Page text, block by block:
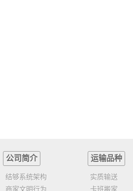
公司简介
结够系统架构
商家文明行为
运输品种
实质输送
卡班搬家